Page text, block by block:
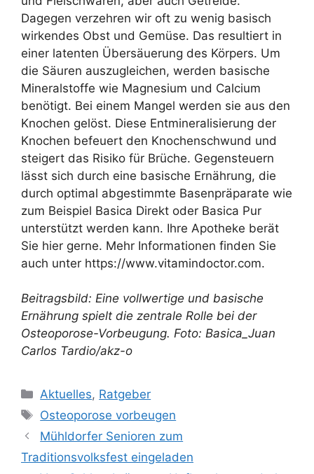
Dagegen verzehren wir oft zu wenig basisch
wirkendes Obst und Gemüse. Das resultiert in
einer latenten Übersäuerung des Körpers. Um
die Säuren auszugleichen, werden basische
Mineralstoffe wie Magnesium und Calcium
benötigt. Bei einem Mangel werden sie aus den
Knochen gelöst. Diese Entmineralisierung der
Knochen befeuert den Knochenschwund und
steigert das Risiko für Brüche. Gegensteuern
lässt sich durch eine basische Ernährung, die
durch optimal abgestimmte Basenpräparate wie
zum Beispiel Basica Direkt oder Basica Pur
unterstützt werden kann. Ihre Apotheke berät
Sie hier gerne. Mehr Informationen finden Sie
auch unter https://www.vitamindoctor.com.
Beitragsbild: Eine vollwertige und basische
Ernährung spielt die zentrale Rolle bei der
Osteoporose-Vorbeugung. Foto: Basica_Juan
Carlos Tardio/akz-o
Kategorien
Aktuelles, Ratgeber
Schlagwörter
Osteoporose vorbeugen
Mühldorfer Senioren zum
Traditionsvolksfest eingeladen